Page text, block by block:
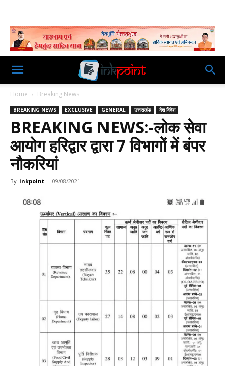
Home Breaking News
BREAKING NEWS EXCLUSIVE GENERAL उत्तराखंड देश विदेश
BREAKING NEWS:-लोक सेवा
आयोग हरिद्वार द्वारा 7 विभागों में बंपर
नौकरियां
By inkpoint - 09/08/2021